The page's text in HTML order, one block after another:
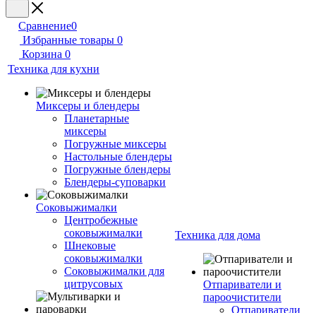
Сравнение0
Избранные товары 0
Корзина 0
Техника для кухни
Миксеры и блендеры
Планетарные
миксеры
Погружные миксеры
Настольные блендеры
Погружные блендеры
Блендеры-суповарки
Соковыжималки
Центробежные
соковыжималки
Шнековые
соковыжималки
Соковыжималки для
цитрусовых
Техника для дома
Отпариватели и
пароочистители
Отпариватели